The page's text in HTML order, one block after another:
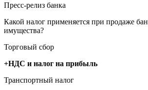
Пресс-релиз банка
Какой налог применяется при продаже
имущества?
Торговый сбор
+НДС и налог на прибыль
Транспортный налог